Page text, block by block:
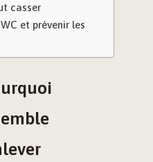
casser
et prévenir les